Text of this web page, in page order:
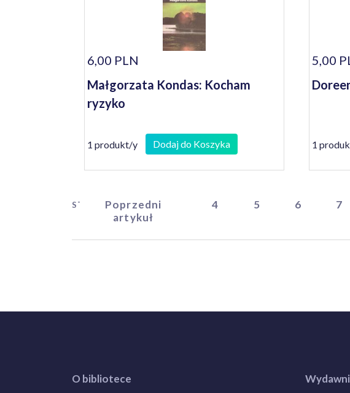
6,00 PLN
Małgorzata Kondas: Kocham
ryzyko
1 produkt/y Dodaj do Koszyka
5,00
1
START
Poprzedni
artykuł
4 5 6 7
O bibliotece